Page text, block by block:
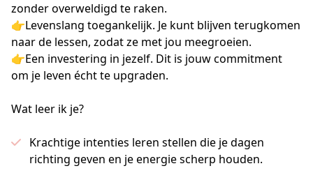
zonder overweldigd te raken.
👉Levenslang toegankelijk. Je kunt blijven terugkomen
naar de lessen, zodat ze met jou meegroeien.
👉Een investering in jezelf. Dit is jouw commitment
om je leven écht te upgraden.
Wat leer ik je?
Krachtige intenties leren stellen die je dagen
richting geven en je energie scherp houden.